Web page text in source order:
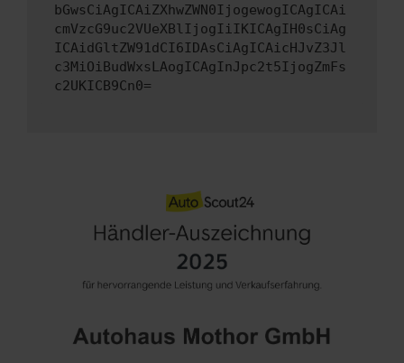
bGwsCiAgICAiZXhwZWN0IjogewogICAgICAi
cmVzcG9uc2VUeXBlIjogIiIKICAgIH0sCiAg
ICAidGltZW91dCI6IDAsCiAgICAicHJvZ3Jl
c3MiOiBudWxsLAogICAgInJpc2t5IjogZmFs
c2UKICB9Cn0=